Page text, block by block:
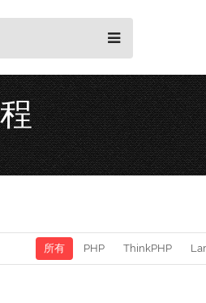
所有 PHP ThinkPHP